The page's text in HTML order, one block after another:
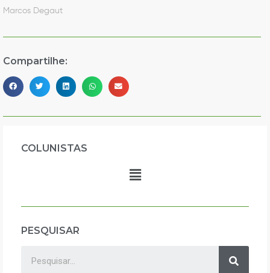
Marcos Degaut
Compartilhe:
COLUNISTAS
PESQUISAR